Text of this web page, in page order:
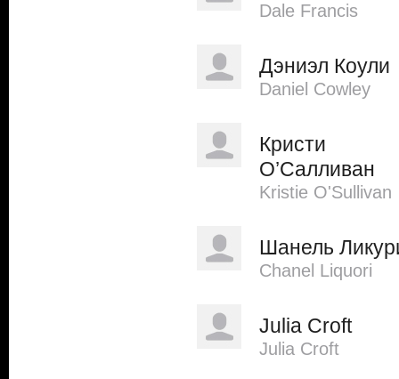
Dale Francis
Дэниэл Коули
Daniel Cowley
Кристи
О’Салливан
Kristie O'Sullivan
Шанель
Chanel Liquori
Julia Croft
Julia Croft